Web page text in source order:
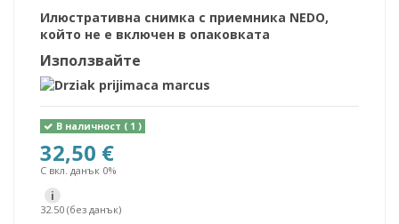
Илюстративна снимка с приемника NEDO,
който не е включен в опаковката
Използвайте
В наличност ( 1 )
32,50 €
С вкл. данък 0%
i
32.50 (без данък)